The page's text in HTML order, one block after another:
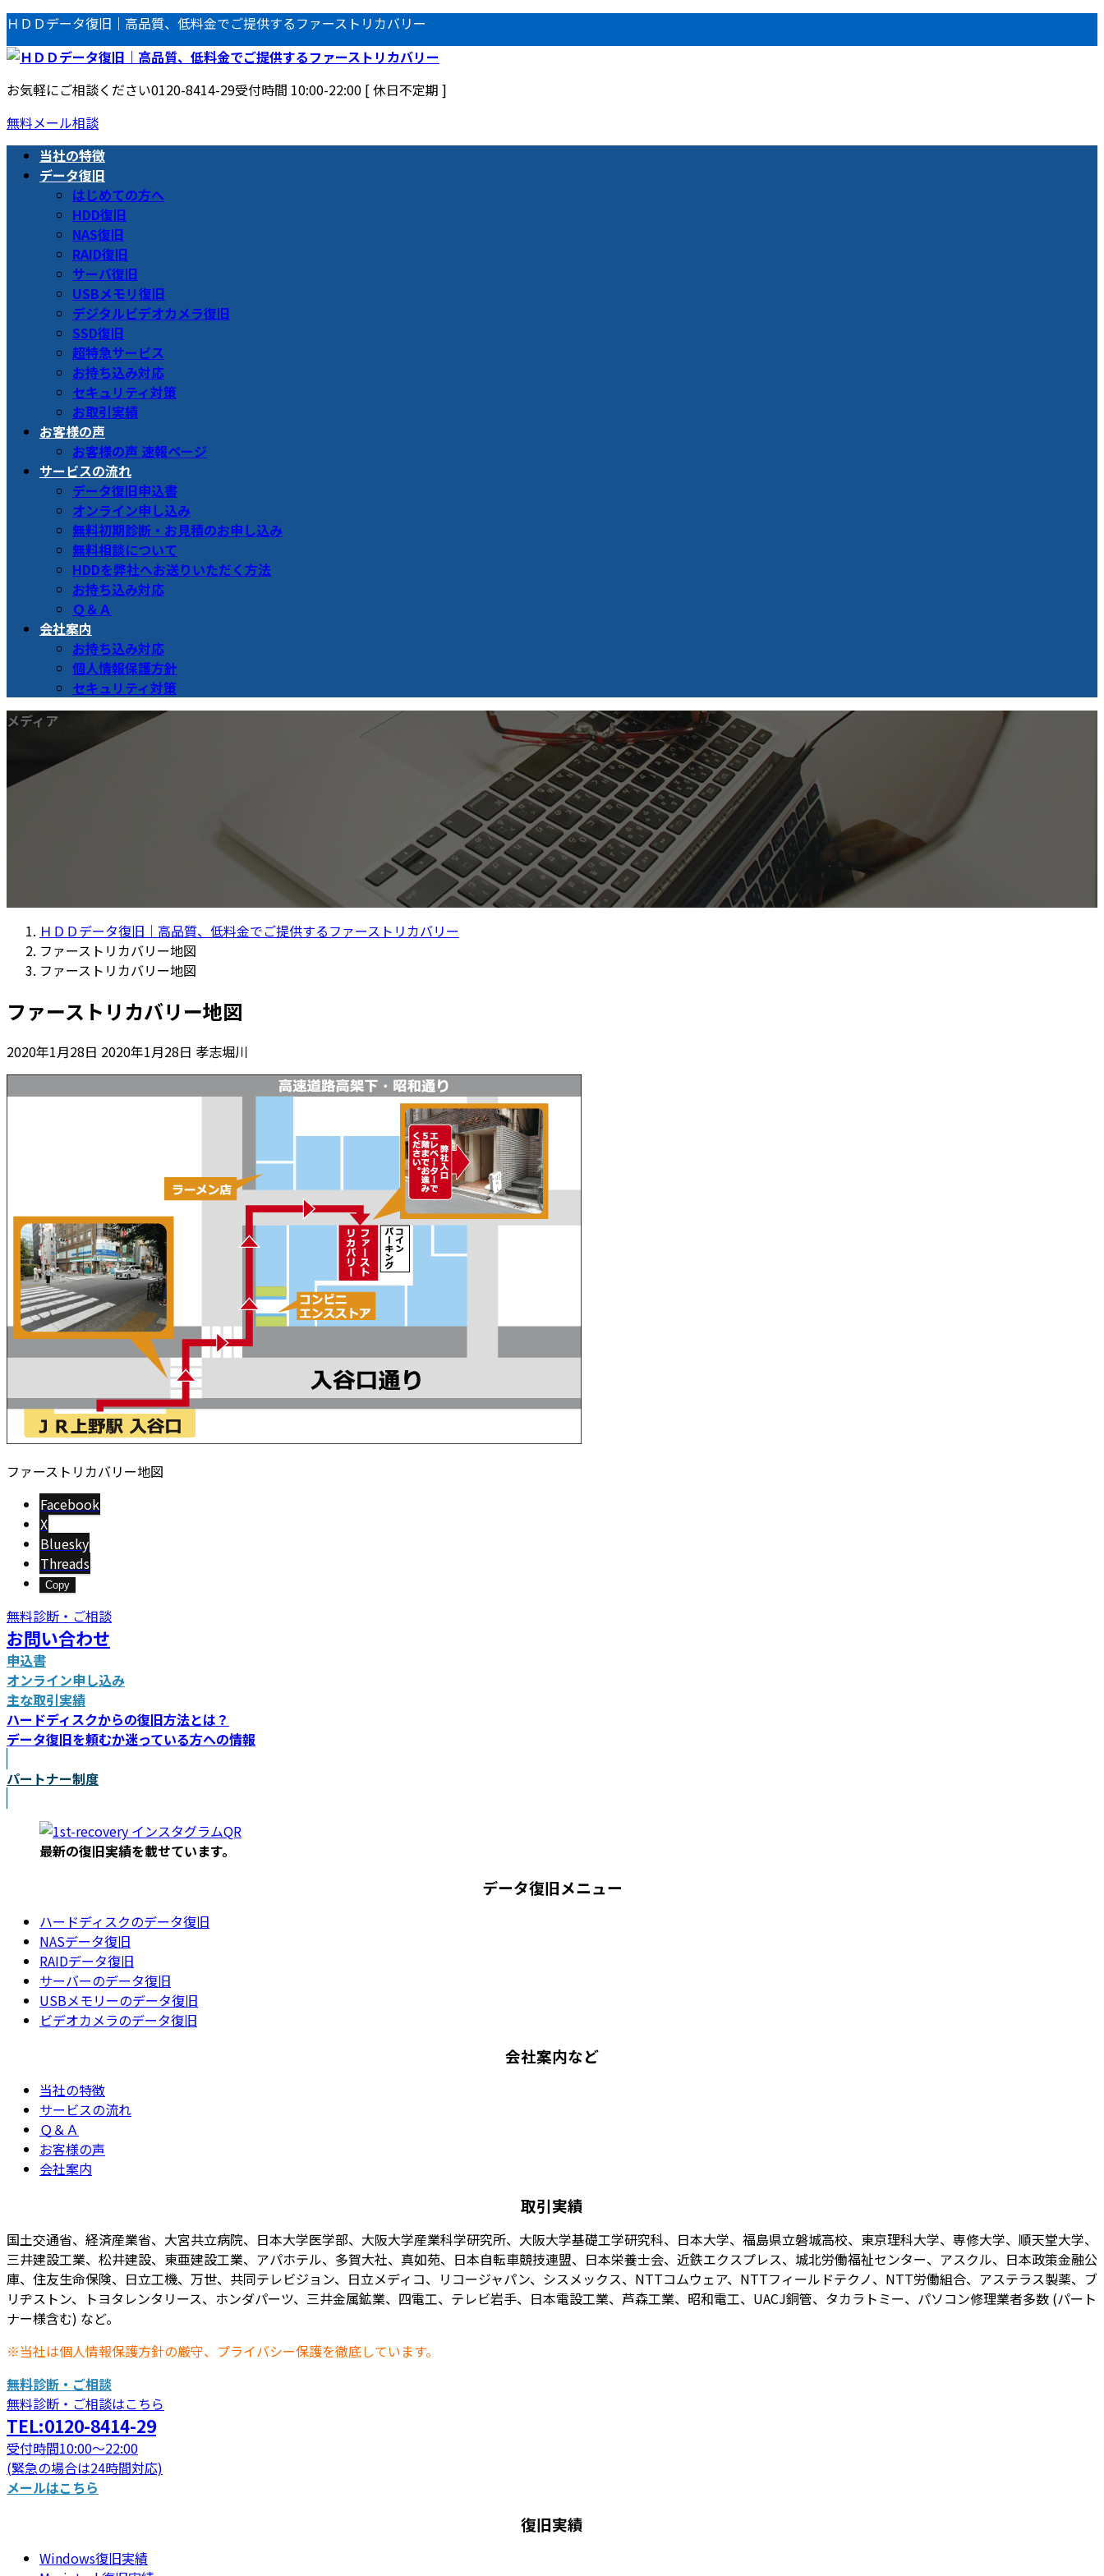
コ
ン
テ
ン
ツ
へ
ス
ナ
ビ
ゲ
ー
シ
ョ
ン
ＨＤＤデータ復旧｜高品質、低料金でご提供するファーストリカバリー
お気軽にご相談ください0120-8414-29受付時間 10:00-22:00 [ 休日不定期 ]
無料メール相談
当社の特徴
データ復旧
はじめての方へ
HDD復旧
NAS復旧
RAID復旧
サーバ復旧
USBメモリ復旧
デジタルビデオカメラ復旧
SSD復旧
超特急サービス
お持ち込み対応
セキュリティ対策
お取引実績
お客様の声
お客様の声 速報ページ
サービスの流れ
データ復旧申込書
オンライン申し込み
無料初期診断・お見積のお申し込み
無料相談について
HDDを弊社へお送りいただく方法
お持ち込み対応
Ｑ＆Ａ
会社案内
お持ち込み対応
個人情報保護方針
セキュリティ対策
メディア
ＨＤＤデータ復旧｜高品質、低料金でご提供するファーストリカバリー
ファーストリカバリー地図
ファーストリカバリー地図
ファーストリカバリー地図
2020年1月28日 最
終
2020年1月28日 孝志堀川
ファーストリカバリー地図
Facebook
X
Bluesky
Threads
Copy
無料診断・ご相談
お問い合わせ
申込書
オンライン申し込み
主な取引実績
ハードディスクからの復旧方法とは？
データ復旧を頼むか迷っている方への情報
パートナー制度
最新の復旧実績を載せています。
データ復旧メニュー
ハードディスクのデータ復旧
NASデータ復旧
RAIDデータ復旧
サーバーのデータ復旧
USBメモリーのデータ復旧
ビデオカメラのデータ復旧
会社案内など
当社の特徴
サービスの流れ
Ｑ＆Ａ
お客様の声
会社案内
取引実績
国土交通省、経済産業省、大宮共立病院、日本大学医学部、大阪大学産業科学研究所、大阪大学基礎工学研究科、日本大学、福島県立磐城高校、東京理科大学、専修大学、順天堂大学、
三井建設工業、松井建設、東亜建設工業、アパホテル、多賀大社、真如苑、日本自転車競技連盟、日本栄養士会、近鉄エクスプレス、城北労働福祉センター、アスクル、日本政策金融公
庫、住友生命保険、日立工機、万世、共同テレビジョン、日立メディコ、リコージャパン、シスメックス、NTTコムウェア、NTTフィールドテクノ、NTT労働組合、アステラス製薬、ブ
リヂストン、トヨタレンタリース、ホンダパーツ、三井金属鉱業、四電工、テレビ岩手、日本電設工業、芦森工業、昭和電工、UACJ銅管、タカラトミー、パソコン修理業者多数 (パート
ナー様含む) など。
※当社は個人情報保護方針の厳守、プライバシー保護を徹底しています。
無料診断・ご相談
無料診断・ご相談はこちら
TEL:0120-8414-29
受付時間10:00～22:00
(緊急の場合は24時間対応)
メールはこちら
復旧実績
Windows復旧実績